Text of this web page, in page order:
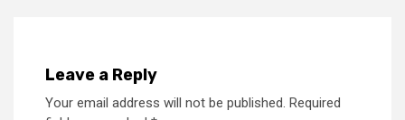
Leave a Reply
Your email address will not be published. Required